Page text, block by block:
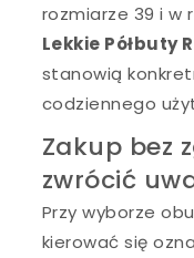
rozmiarze 39 i w
Lekkie Półbuty
stanowią
codziennego
Zakup bez
zwrócić
Przy wyborze
kierować się